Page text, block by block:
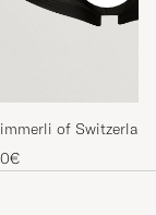
of Switzerland
Cotton